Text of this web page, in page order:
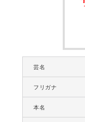
芸名
フリガナ
本名